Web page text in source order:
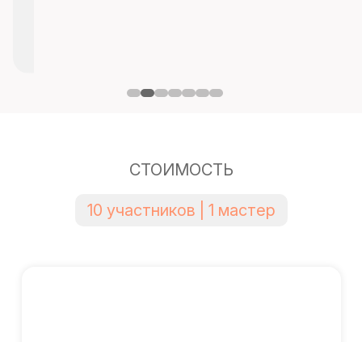
СТОИМОСТЬ
10 участников | 1 мастер